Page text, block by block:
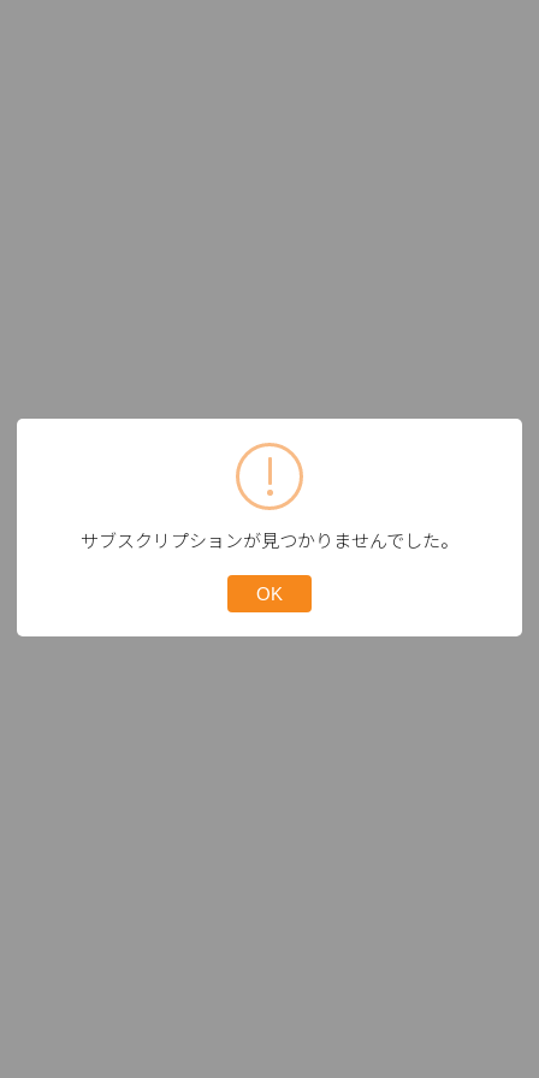
サブスクリプションが見つかりませんでした。
OK